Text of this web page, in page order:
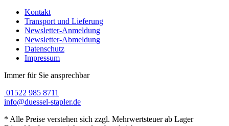
Kontakt
Transport und Lieferung
Newsletter-Anmeldung
Newsletter-Abmeldung
Datenschutz
Impressum
Immer für Sie ansprechbar
01522 985 8711
info@duessel-stapler.de
* Alle Preise verstehen sich zzgl. Mehrwertsteuer ab Lager